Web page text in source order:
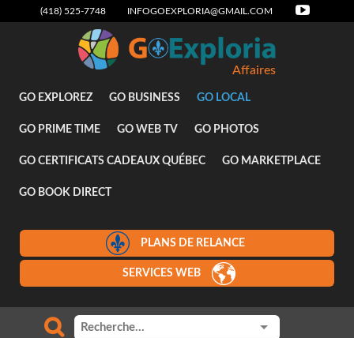
(418) 525-7748 INFOGOEXPLORIA@GMAIL.COM
Affaires
GO EXPLOREZ GO BUSINESS GO LOCAL
GO PRIME TIME GO WEB TV GO PHOTOS
GO CERTIFICATS CADEAUX QUÉBEC GO MARKETPLACE
GO BOOK DIRECT
PLANS DE RELANCE
SERVICES WEB